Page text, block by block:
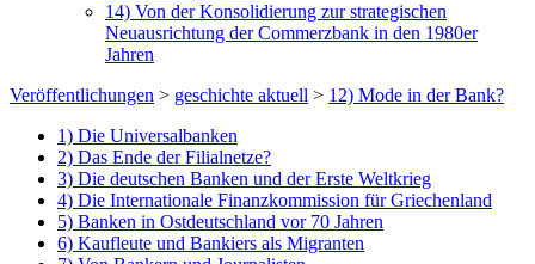
14) Von der Konsolidierung zur strategischen
Neuausrichtung der Commerzbank in den 1980er
Jahren
Veröffentlichungen > geschichte aktuell > 12) Mode in der Bank?
1) Die Universalbanken
2) Das Ende der Filialnetze?
3) Die deutschen Banken und der Erste Weltkrieg
4) Die Internationale Finanzkommission für Griechenland
5) Banken in Ostdeutschland vor 70 Jahren
6) Kaufleute und Bankiers als Migranten